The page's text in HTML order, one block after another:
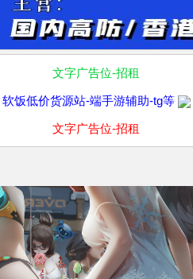
文字广告位-招租
软饭低价货源站-端手游辅助-tg等
文字广告位-招租